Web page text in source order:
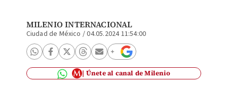
MILENIO INTERNACIONAL
Ciudad de México /04.05.2024 11:54:00
Únete al canal de Milenio